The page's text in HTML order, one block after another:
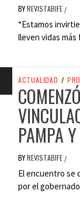
BYREVISTABIFE /
“Estamos
lleven vidas más
ACTUALIDAD /
PAMPA
BYREVISTABIFE /
El encuentro se
por el